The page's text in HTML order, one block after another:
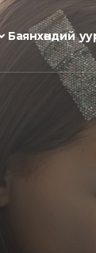
Баянхөндий